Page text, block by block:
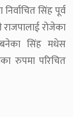
सिंह पूर्व
रोजेका
बनेका सिंह मधेस
रुपमा परिचित